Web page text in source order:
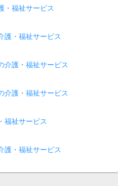
・福祉サービス
護・福祉サービス
介護・福祉サービス
介護・福祉サービス
福祉サービス
護・福祉サービス